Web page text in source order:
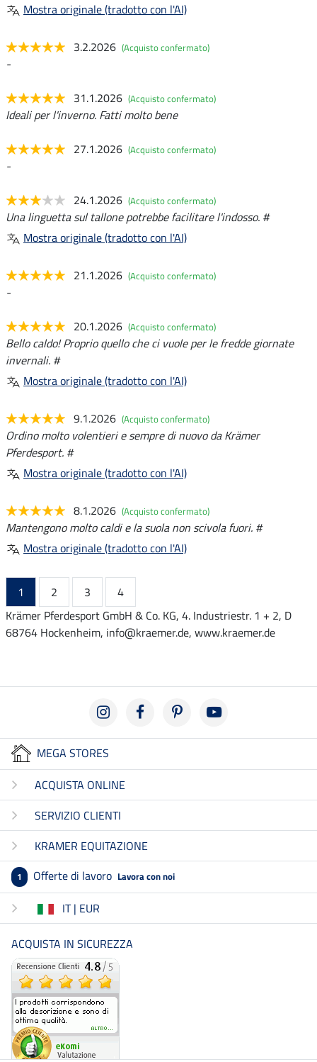
Mostra originale (tradotto con l'AI)
3.2.2026 (Acquisto confermato)
-
31.1.2026 (Acquisto confermato)
Ideali per l'inverno. Fatti molto bene
27.1.2026 (Acquisto confermato)
-
24.1.2026 (Acquisto confermato)
Una linguetta sul tallone potrebbe facilitare l'indosso. #
Mostra originale (tradotto con l'AI)
21.1.2026 (Acquisto confermato)
-
20.1.2026 (Acquisto confermato)
Bello caldo! Proprio quello che ci vuole per le fredde giornate
invernali. #
Mostra originale (tradotto con l'AI)
9.1.2026 (Acquisto confermato)
Ordino molto volentieri e sempre di nuovo da Krämer
Pferdesport. #
Mostra originale (tradotto con l'AI)
8.1.2026 (Acquisto confermato)
Mantengono molto caldi e la suola non scivola fuori. #
Mostra originale (tradotto con l'AI)
1 2 3
4
Krämer Pferdesport GmbH & Co. KG, 4. Industriestr. 1 + 2, D
68764 Hockenheim, info@kraemer.de, www.kraemer.de
MEGA STORES
ACQUISTA ONLINE
SERVIZIO CLIENTI
KRAMER EQUITAZIONE
1 Offerte di lavoro Lavora con noi
IT | EUR
ACQUISTA IN SICUREZZA